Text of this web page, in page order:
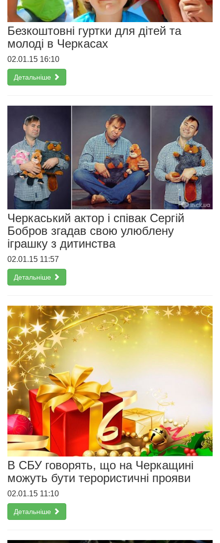
Безкоштовні гуртки для дітей та
молоді в Черкасах
02.01.15 16:10
Детальніше
Черкаський актор і співак Сергій
Бобров згадав cвою улюблену
іграшку з дитинства
02.01.15 11:57
Детальніше
В СБУ говорять, що на Черкащині
можуть бути терористичні прояви
02.01.15 11:10
Детальніше